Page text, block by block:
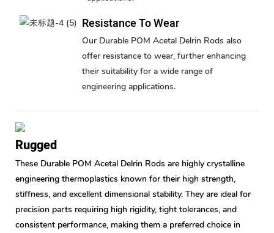
Resistance To Wear
Our Durable POM Acetal Delrin Rods also
offer resistance to wear, further enhancing
their suitability for a wide range of
engineering applications.
Rugged
These Durable POM Acetal Delrin Rods are highly crystalline
engineering thermoplastics known for their high strength,
stiffness, and excellent dimensional stability. They are ideal for
precision parts requiring high rigidity, tight tolerances, and
consistent performance, making them a preferred choice in